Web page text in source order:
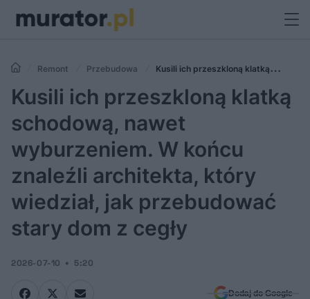
Remont Przebudowa
Kusili ich przeszkloną klatką
schodową, nawet wyburzeniem. W końcu znaleźli architekta, który
wiedział, jak przebudować stary dom z cegły
Kusili ich przeszkloną klatką
schodową, nawet
wyburzeniem. W końcu
znaleźli architekta, który
wiedział, jak przebudować
stary dom z cegły
2026-07-10 5:20
Dodaj do Google